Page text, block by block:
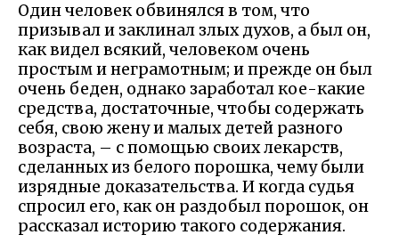
Один человек обвинялся в том, что
призывал и заклинал злых духов, а был он,
как видел всякий, человеком очень
простым и неграмотным; и прежде он был
очень беден, однако заработал кое-какие
средства, достаточные, чтобы содержать
себя, свою жену и малых детей разного
возраста, – с помощью своих лекарств,
сделанных из белого порошка, чему были
изрядные доказательства. И когда судья
спросил его, как он раздобыл порошок, он
рассказал историю такого содержания.